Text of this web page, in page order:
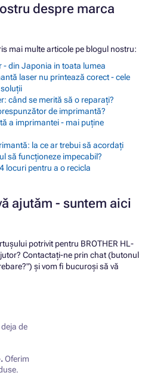
despre marca
mai multe articole pe blogul nostru:
- din Japonia in toata lumea
laser nu printează corect - cele
când se merită să o reparați?
de imprimantă?
a imprimantei - mai puține
la ce ar trebui să acordați
să funcționeze impecabil?
locuri pentru a o recicla
ajutăm - suntem aici
potrivit pentru BROTHER HL-
Contactați-ne prin chat (butonul
și vom fi bucuroși să vă
deja de
Oferim